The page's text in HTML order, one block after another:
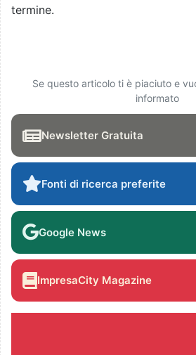
termine.
Se questo articolo ti è piaciuto e
informato
Newsletter Gratuita
Fonti di ricerca preferite
Google News
ImpresaCity Magazine